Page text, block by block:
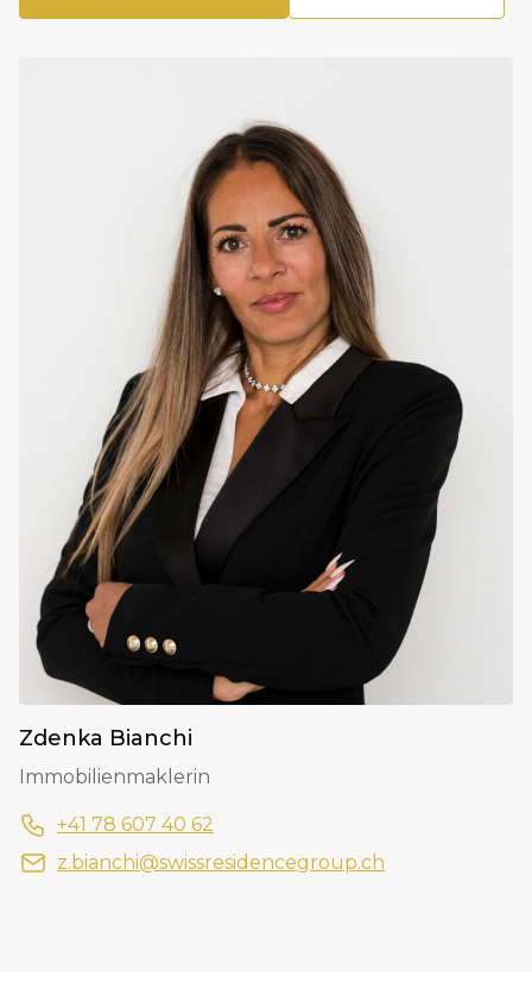
Zdenka Bianchi
Immobilienmaklerin
+41 78 607 40 62
z.bianchi@swissresidencegroup.ch